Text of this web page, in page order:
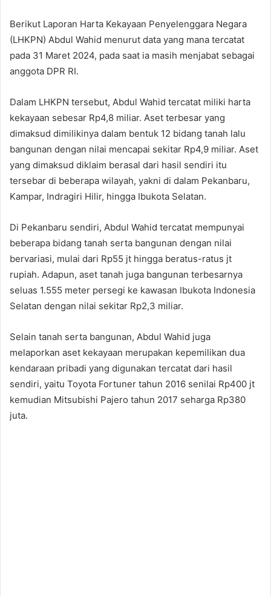
Berikut Laporan Harta Kekayaan Penyelenggara Negara
(LHKPN) Abdul Wahid menurut data yang mana tercatat
pada 31 Maret 2024, pada saat ia masih menjabat sebagai
anggota DPR RI.
Dalam LHKPN tersebut, Abdul Wahid tercatat miliki harta
kekayaan sebesar Rp4,8 miliar. Aset terbesar yang
dimaksud dimilikinya dalam bentuk 12 bidang tanah lalu
bangunan dengan nilai mencapai sekitar Rp4,9 miliar. Aset
yang dimaksud diklaim berasal dari hasil sendiri itu
tersebar di beberapa wilayah, yakni di dalam Pekanbaru,
Kampar, Indragiri Hilir, hingga Ibukota Selatan.
Di Pekanbaru sendiri, Abdul Wahid tercatat mempunyai
beberapa bidang tanah serta bangunan dengan nilai
bervariasi, mulai dari Rp55 jt hingga beratus-ratus jt
rupiah. Adapun, aset tanah juga bangunan terbesarnya
seluas 1.555 meter persegi ke kawasan Ibukota Indonesia
Selatan dengan nilai sekitar Rp2,3 miliar.
Selain tanah serta bangunan, Abdul Wahid juga
melaporkan aset kekayaan merupakan kepemilikan dua
kendaraan pribadi yang digunakan tercatat dari hasil
sendiri, yaitu Toyota Fortuner tahun 2016 senilai Rp400 jt
kemudian Mitsubishi Pajero tahun 2017 seharga Rp380
juta.